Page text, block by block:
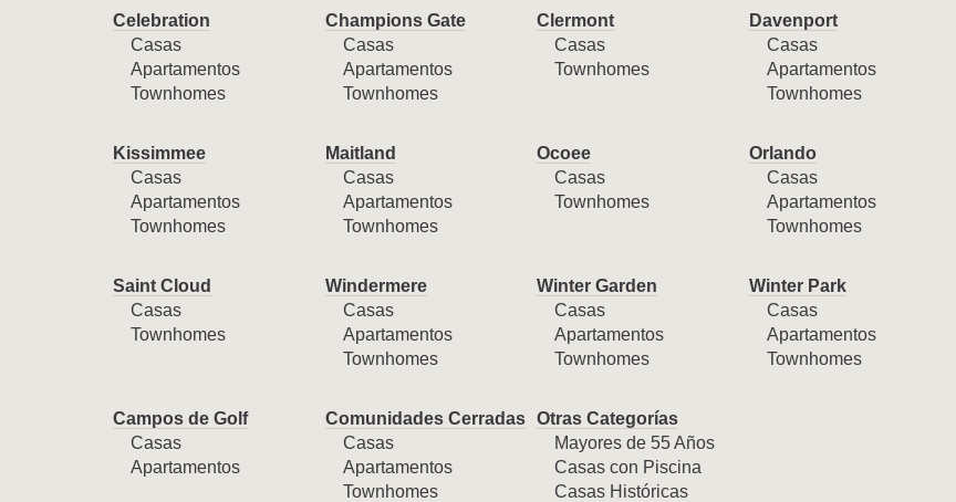
Celebration
Casas
Apartamentos
Townhomes
Champions Gate
Casas
Apartamentos
Townhomes
Clermont
Casas
Townhomes
Davenport
Casas
Apartamentos
Townhomes
Kissimmee
Casas
Apartamentos
Townhomes
Maitland
Casas
Apartamentos
Townhomes
Ocoee
Casas
Townhomes
Orlando
Casas
Apartamentos
Townhomes
Saint Cloud
Casas
Townhomes
Windermere
Casas
Apartamentos
Townhomes
Winter Garden
Casas
Apartamentos
Townhomes
Winter Park
Casas
Apartamentos
Townhomes
Campos de Golf
Casas
Apartamentos
Comunidades Cerradas
Casas
Apartamentos
Townhomes
Otras Categorías
Mayores de 55 Años
Casas con Piscina
Casas Históricas